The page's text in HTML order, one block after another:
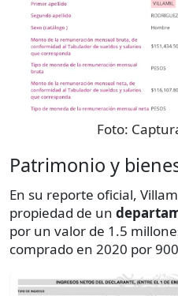
Foto:
Patrimonio y
En su reporte oficial,
propiedad de un
por un valor de 1.5
comprado en 2020 por